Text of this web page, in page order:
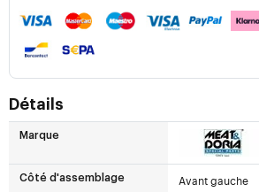
Détails
Marque
Côté d'assemblage Avant gauche